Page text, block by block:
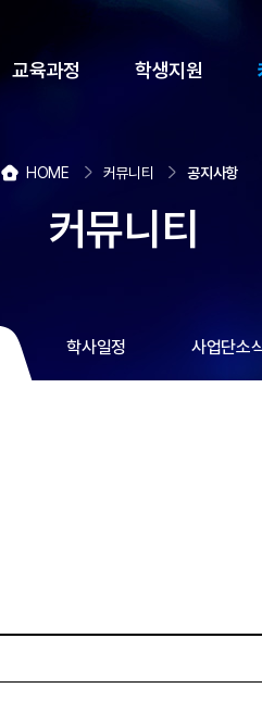
교육과정 학생지원
HOME 커뮤니티 공지사항
커뮤니티
학사일정 사업단소